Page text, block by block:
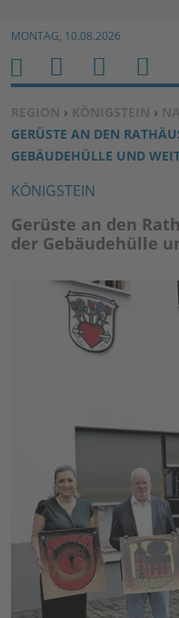
Zum
MONTAG, 10.08.2026
SIE BEFINDEN SICH HIER:
REGION › KÖNIGSTEIN ›
GERÜSTE AN DEN
GEBÄUDEHÜLLE UND
KÖNIGSTEIN
Gerüste an den
der Gebäudehülle
H
O
M
E
M
E
N
U
S
U
C
H
E
N
B
E
N
U
E
R
E